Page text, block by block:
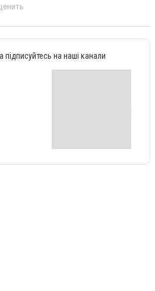
підписуйтесь на наші канали